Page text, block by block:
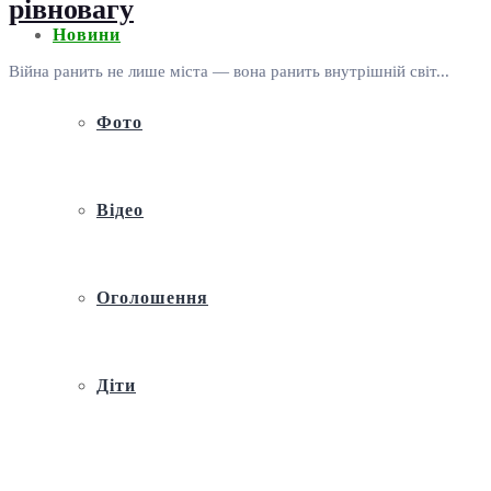
Новини
Фото
Відео
Оголошення
Діти
рівновагу
Війна ранить не лише міста — вона ранить внутрішній світ...